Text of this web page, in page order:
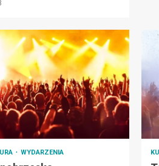
WYDARZENIA